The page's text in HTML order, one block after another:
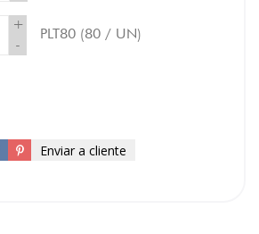
+
-
PLT80 (80 / UN)
Enviar a cliente